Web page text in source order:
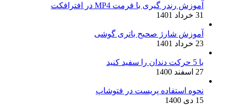
آموزش رندر گیری با فرمت MP4 در افترافکت
31 خرداد 1401
آموزش شارژ صحیح باتری گوشی
23 خرداد 1401
با 5 حرکت دندان را سفید کنید
27 اسفند 1400
نحوه استفاده پریست در فتوشاپ
15 دی 1400